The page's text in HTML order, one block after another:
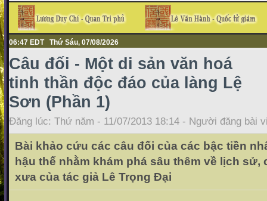
06:47 EDT Thứ Sáu, 07/08/2026
Câu đối - Một di sản văn hoá
tinh thần độc đáo của làng Lệ
Sơn (Phần 1)
Đăng lúc: Thứ năm - 11/07/2013 18:14 - Người đăng bài
Bài khảo cứu các câu đối của các bậc tiền
hậu thế nhằm khám phá sâu thêm về lịch
xưa của tác giả Lê Trọng Đại